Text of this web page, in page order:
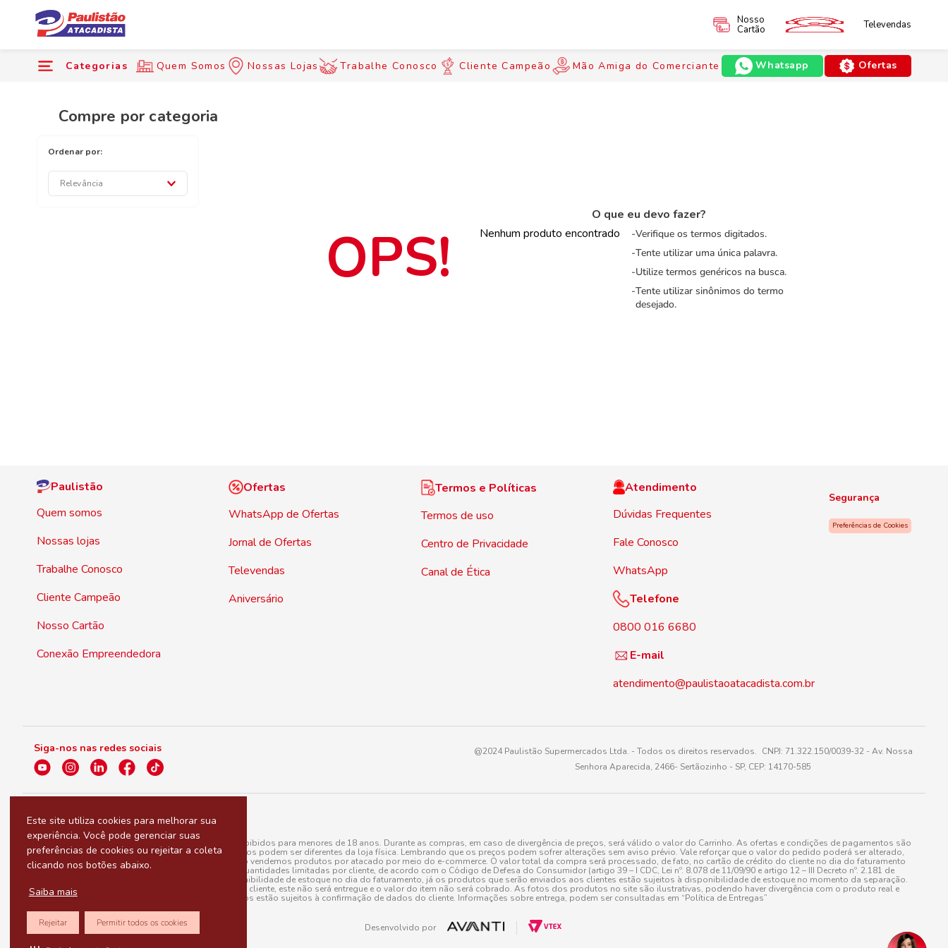
Este site utiliza cookies para melhorar sua
experiência. Você pode gerenciar suas
preferências de cookies ou rejeitar a coleta
clicando nos botões abaixo.
Saiba mais
Rejeitar Permitir todos os cookies
Nosso
Cartão Televendas
Categorias Quem Somos Nossas Lojas Trabalhe Conosco Cliente Campeão Mão Amiga do Comerciante Whatsapp Ofertas
Compre por categoria
Relevância
Nenhum produto encontrado
O que eu devo fazer?
Verifique os termos digitados.
Tente utilizar uma única palavra.
Utilize termos genéricos na busca.
Tente utilizar sinônimos do termo
desejado.
Paulistão
Quem somos
Nossas lojas
Trabalhe Conosco
Cliente Campeão
Nosso Cartão
Conexão Empreendedora
Ofertas
WhatsApp de Ofertas
Jornal de Ofertas
Televendas
Aniversário
Termos e Políticas
Termos de uso
Centro de Privacidade
Canal de Ética
Atendimento
Dúvidas Frequentes
Fale Conosco
WhatsApp
Telefone
0800 016 6680
E-mail
atendimento@paulistaoatacadista.com.br
Segurança
Preferências de Cookies
Siga-nos nas redes sociais
@2024 Paulistão Supermercados Ltda. - Todos os direitos reservados. CNPJ: 71.322.150/0039-32 - Av. Nossa
Senhora Aparecida, 2466- Sertãozinho - SP, CEP: 14170-585
A venda e o consumo de bebidas alcoólicas são proibidos para menores de 18 anos. Durante as compras, em caso de divergência de preços, será válido o valor do Carrinho. As ofertas e condições de pagamentos são
válidas para a loja eletrônica, sendo que seus preços podem ser diferentes da loja física. Lembrando que os preços podem sofrer alterações sem aviso prévio. Vale reforçar que o valor do pedido poderá ser alterado,
para menos, por conta de produtos variáveis; e não vendemos produtos por atacado por meio do e-commerce. O valor total da compra será processado, de fato, no cartão de crédito do cliente no dia do faturamento
do pedido. Produtos em promoção possuem quantidades limitadas por cliente, de acordo com o Código de Defesa do Consumidor (artigo 39 – I CDC, Lei nº. 8.078 de 11/09/90 e artigo 12 – III Decreto nº. 2.181 de
20/03/97). A venda está diretamente ligada à disponibilidade de estoque no dia do faturamento, já os produtos que serão enviados aos clientes estão sujeitos à disponibilidade de estoque no momento da separação.
Caso algum produto venha a faltar no pedido do cliente, este não será entregue e o valor do item não será cobrado. As fotos dos produtos no site são ilustrativas, podendo haver divergência com o produto real e
todos os pedidos estão sujeitos à confirmação de dados do cliente. Informações sobre entrega, podem ser consultadas em “Política de Entregas”
Desenvolvido por